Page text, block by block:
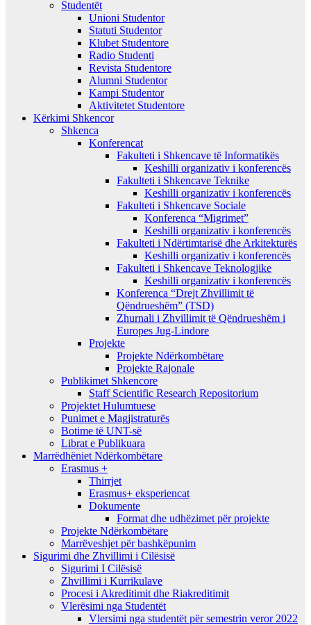
Studentët
Unioni Studentor
Statuti Studentor
Klubet Studentore
Radio Studenti
Revista Studentore
Alumni Studentor
Kampi Studentor
Aktivitetet Studentore
Kërkimi Shkencor
Shkenca
Konferencat
Fakulteti i Shkencave të Informatikës
Keshilli organizativ i konferencës
Fakulteti i Shkencave Teknike
Keshilli organizativ i konferencës
Fakulteti i Shkencave Sociale
Konferenca “Migrimet”
Keshilli organizativ i konferencës
Fakulteti i Ndërtimtarisë dhe Arkitekturës
Keshilli organizativ i konferencës
Fakulteti i Shkencave Teknologjike
Keshilli organizativ i konferencës
Konferenca “Drejt Zhvillimit të
Qëndrueshëm” (TSD)
Zhurnali i Zhvillimit të Qëndrueshëm i
Europes Jug-Lindore
Projekte
Projekte Ndërkombëtare
Projekte Rajonale
Publikimet Shkencore
Staff Scientific Research Repositorium
Projektet Hulumtuese
Punimet e Magjistraturës
Botime të UNT-së
Librat e Publikuara
Marrëdhëniet Ndërkombëtare
Erasmus +
Thirrjet
Erasmus+ eksperiencat
Dokumente
Format dhe udhëzimet për projekte
Projekte Ndërkombëtare
Marrëveshjet për bashkëpunim
Sigurimi dhe Zhvillimi i Cilësisë
Sigurimi I Cilësisë
Zhvillimi i Kurrikulave
Procesi i Akreditimit dhe Riakreditimit
Vlerësimi nga Studentët
Vlersimi nga studentët për semestrin veror 2022